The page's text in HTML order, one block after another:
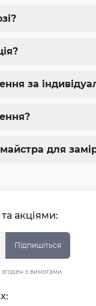
за
для
акціями:
Підпишіться
згоден з вимогами